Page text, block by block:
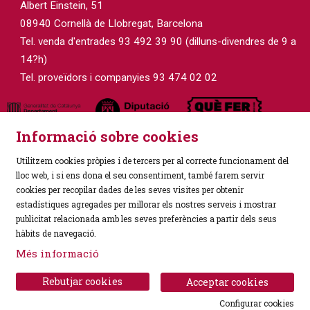
Albert Einstein, 51
08940 Cornellà de Llobregat, Barcelona
Tel. venda d'entrades 93 492 39 90 (dilluns-divendres de 9 a
14?h)
Tel. proveïdors i companyies 93 474 02 02
Sitemap | Avís Legal | Política de Privacitat
|
Ús de Cookies
|
Informació sobre cookies
Utilitzem cookies pròpies i de tercers per al correcte funcionament del
lloc web, i si ens dona el seu consentiment, també farem servir
cookies per recopilar dades de les seves visites per obtenir
estadístiques agregades per millorar els nostres serveis i mostrar
publicitat relacionada amb les seves preferències a partir dels seus
hàbits de navegació.
Més informació
Acceptar cookies
Rebutjar cookies
Configurar cookies